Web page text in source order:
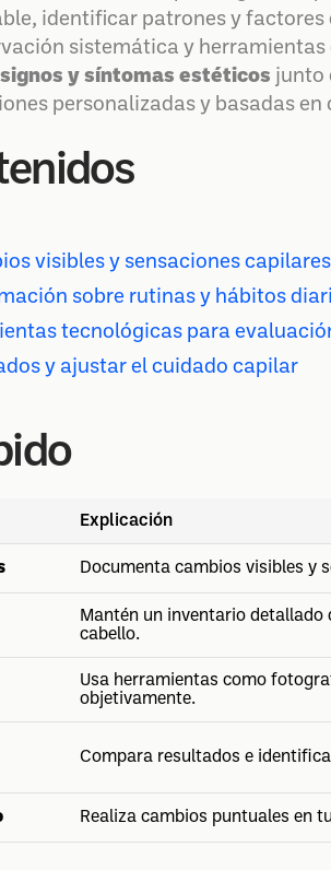
identificar patrones y
sistemática y
y síntomas estéticos junto
personalizadas y basadas en
visibles y sensaciones capilares
sobre rutinas y hábitos
tecnológicas para
y ajustar el cuidado capilar
Explicación
Documenta cambios visibles y
Mantén un inventario
cabello.
Usa herramientas como
objetivamente.
Compara resultados e
Realiza cambios puntuales en